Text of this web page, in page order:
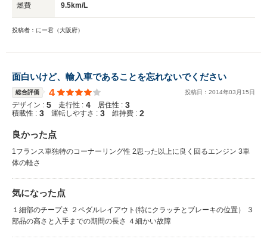
燃費 9.5km/L
投稿者：にー君（大阪府）
面白いけど、輸入車であることを忘れないでください
総合評価 4 投稿日： 2014年03 月 15日
デザイン : 5 走行性 : 4 居住性 : 3
積載性 : 3 運転しやすさ : 3 維持費 : 2
良かった点
1フランス車独特のコーナーリング性 2思った以上に良く回るエンジン 3車
体の軽さ
気になった点
１細部のチープさ ２ペダルレイアウト(特にクラッチとブレーキの位置） ３
部品の高さと入手までの期間の長さ ４細かい故障